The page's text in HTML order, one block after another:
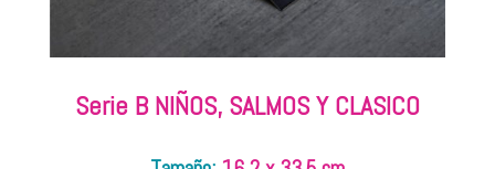
Serie B NIÑOS, SALMOS Y CLASICO